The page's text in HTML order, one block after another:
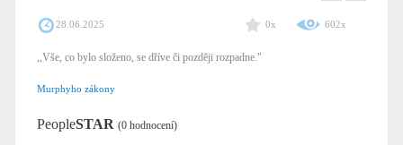
28.06.2025 0x 602x
,,Vše, co bylo složeno, se dříve či později rozpadne."
Murphyho zákony
PeopleSTAR (0 hodnocení)